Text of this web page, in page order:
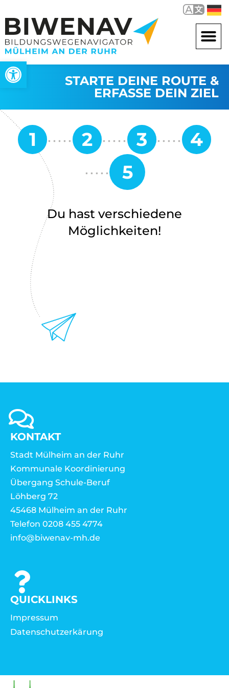
Open toolbar
STARTE DEINE ROUTE &
ERFASSE DEIN ZIEL
Du hast verschiedene
Möglichkeiten!
KONTAKT
Stadt Mülheim an der Ruhr
Kommunale Koordinierung
Übergang Schule-Beruf
Löhberg 72
45468 Mülheim an der Ruhr
Telefon 0208 455 4774
info@biwenav-mh.de
QUICKLINKS
Impressum
Datenschutzerkärung